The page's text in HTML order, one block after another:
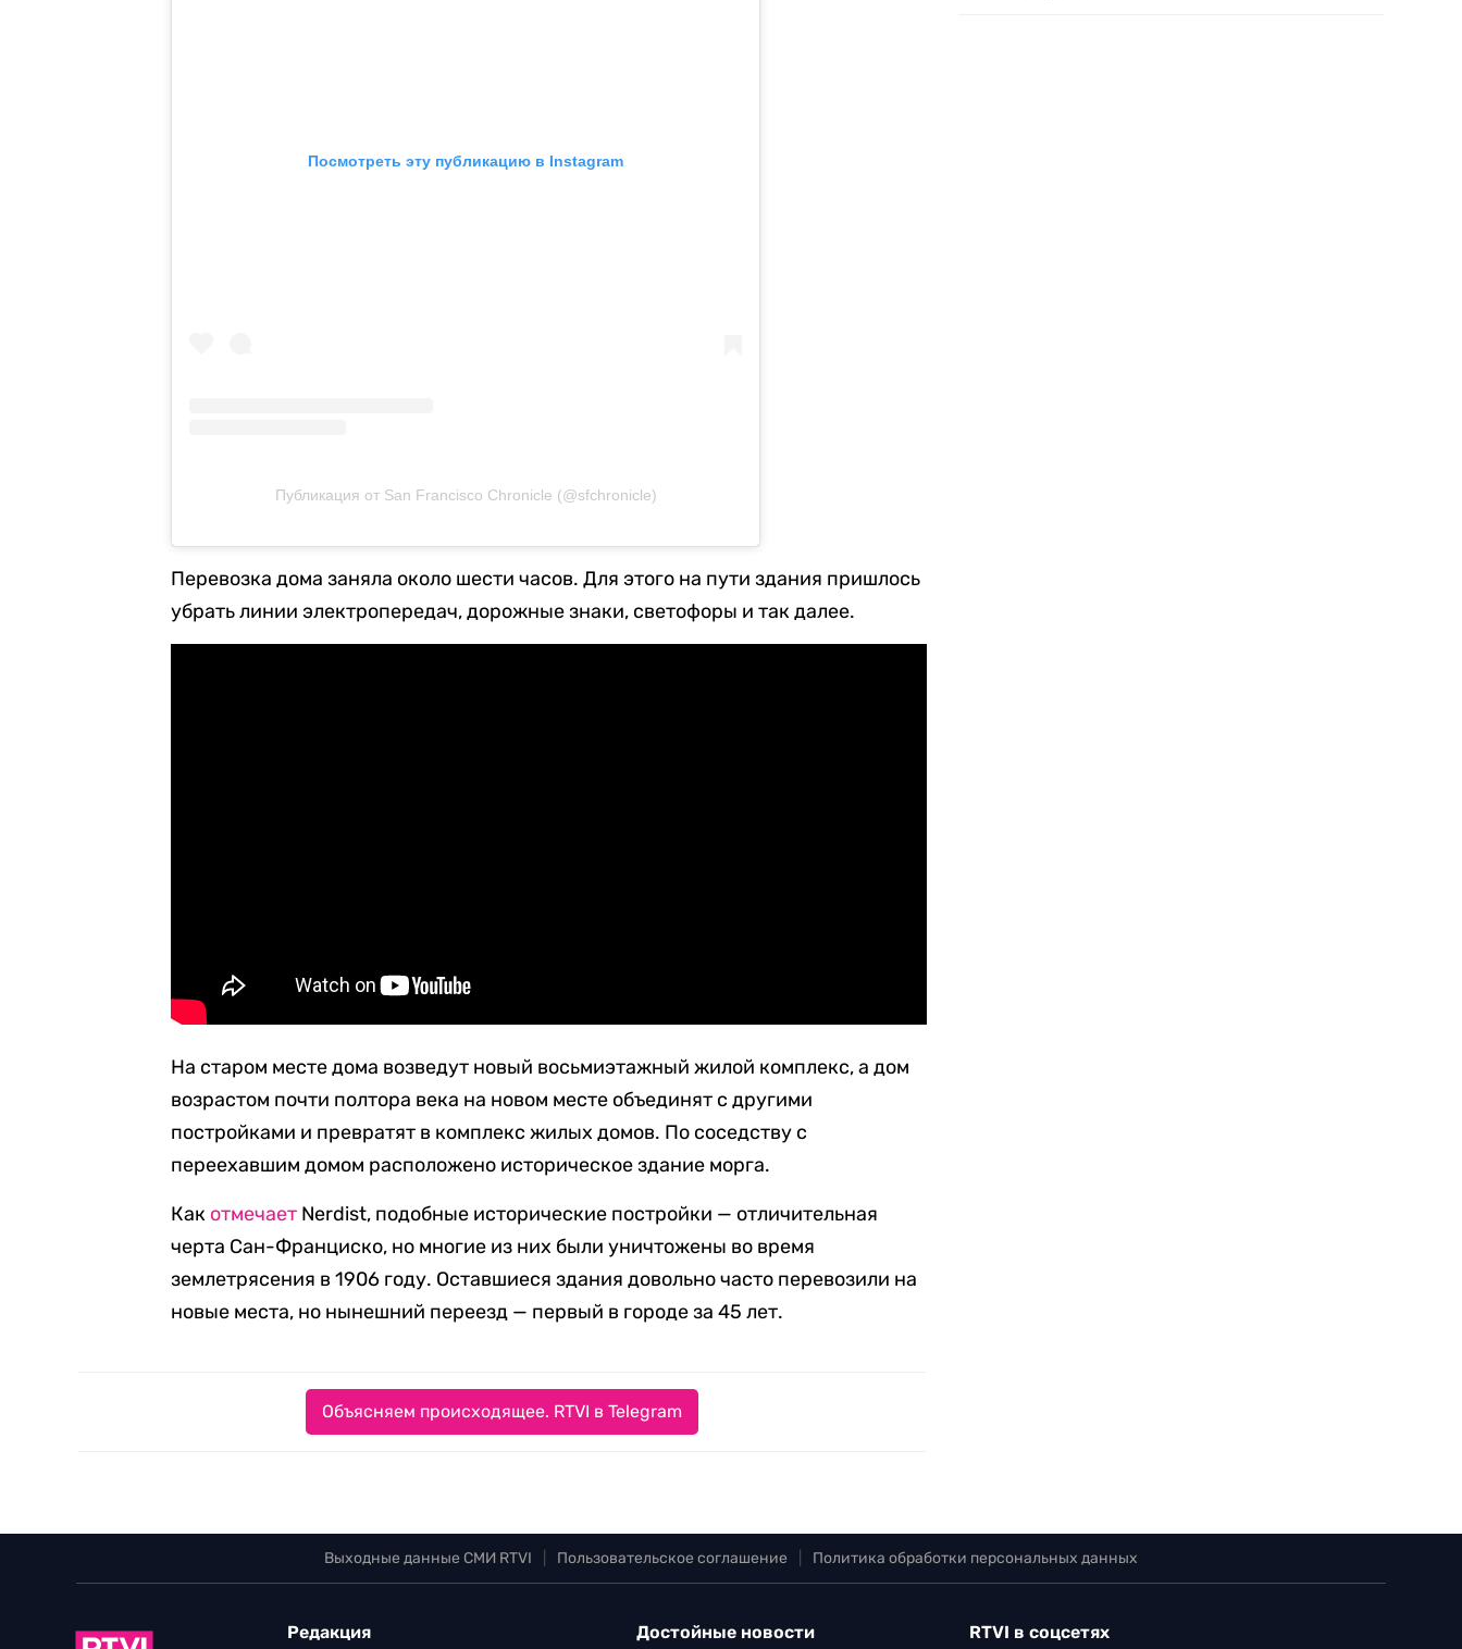
Посмотреть эту публикацию в Instagram
Публикация от San Francisco Chronicle (@sfchronicle)
Перевозка дома заняла около шести часов. Для этого на пути здания пришлось
убрать линии электропередач, дорожные знаки, светофоры и так далее.
На старом месте дома возведут новый восьмиэтажный жилой комплекс, а дом
возрастом почти полтора века на новом месте объединят с другими
постройками и превратят в комплекс жилых домов. По соседству с
переехавшим домом расположено историческое здание морга.
Как отмечает Nerdist, подобные исторические постройки — отличительная
черта Сан-Франциско, но многие из них были уничтожены во время
землетрясения в 1906 году. Оставшиеся здания довольно часто перевозили на
новые места, но нынешний переезд — первый в городе за 45 лет.
Объясняем происходящее. RTVI в Telegram
Выходные данные СМИ RTVI Пользовательское соглашение Политика обработки персональных данных
Редакция Достойные новости RTVI в соцсетях